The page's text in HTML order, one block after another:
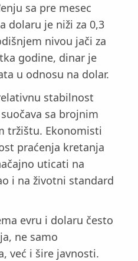
sa pre mesec
dolaru je niži za 0,3
nivou jači za
godine, dinar je
u odnosu na dolar.
stabilnost
sa brojnim
tržištu. Ekonomisti
praćenja kretanja
uticati na
i na životni standard
evru i dolaru često
ne samo
već i šire javnosti.